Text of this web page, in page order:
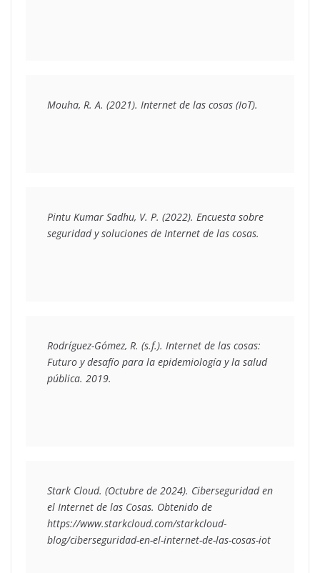
Mouha, R. A. (2021). Internet de las cosas (IoT).
Pintu Kumar Sadhu, V. P. (2022). Encuesta sobre
seguridad y soluciones de Internet de las cosas.
Rodríguez-Gómez, R. (s.f.). Internet de las cosas:
Futuro y desafío para la epidemiología y la salud
pública. 2019.
Stark Cloud. (Octubre de 2024). Ciberseguridad en
el Internet de las Cosas. Obtenido de
https://www.starkcloud.com/starkcloud-
blog/ciberseguridad-en-el-internet-de-las-cosas-iot